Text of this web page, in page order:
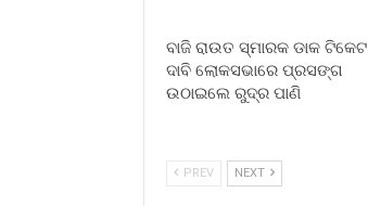
ବାଜି ରାଉତ ସ୍ମାରକ ଡାକ ଟିକେଟ
ଦାବି ଲୋକସଭାରେ ପ୍ରସଙ୍ଗ
ଉଠାଇଲେ ରୁଦ୍ର ପାଣି
PREV NEXT